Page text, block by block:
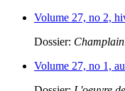
Volume 27, no 2,
Dossier:
Volume 27, no 1,